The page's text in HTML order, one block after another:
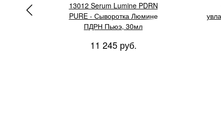
13012 Serum Lumine PDRN
PURE - Сыворотка Люмине
ПДРН Пьюэ, 30мл
11 245 руб.